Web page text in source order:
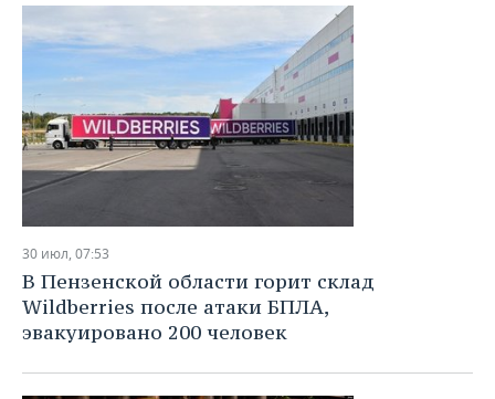
30 июл, 07:53
В Пензенской области горит склад
Wildberries после атаки БПЛА,
эвакуировано 200 человек